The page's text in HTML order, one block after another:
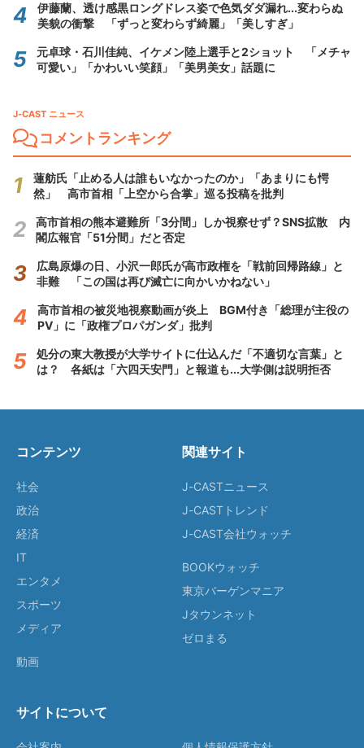
伊藤蘭、透け感黒ロングドレス姿で色気ダダ漏れ...変わらぬ
美貌の衝撃 「ずっと変わらず綺麗」「美しすぎ」
元卓球・石川佳純、イケメン陸上選手と2ショット 「メチャ
可愛い」「かわいい笑顔」「美男美女」話題に
J-CAST ニュース
コメントランキング
蓮舫氏「止める人は誰もいなかったのか」「あまりにも愕
然」 高市首相「上空から合掌」巡る投稿を批判
高市首相の熊本避難所「3分間」しか視察せず？SNS拡散 内
閣広報官「51分間」だと否定
広島原爆の日、小沢一郎氏が高市政権を「戦前回帰路線」と
非難 「この国は再び滅亡に向かいかねない」
高市首相の被災地視察動画が炎上 BGM付き「総理が主役の
PV」に「政権プロパガンダ」批判
処分の東大教授が大学サイトに仕込んだ「不適切な言葉」と
は？ 各紙は「六四天安門」と報道も...大学側は説明拒否
コンテンツ
社会
政治
経済
IT
エンタメ
スポーツ
メディア
動画
関連サイト
J-CASTニュース
J-CASTトレンド
J-CAST会社ウォッチ
BOOKウォッチ
東京バーゲンマニア
Jタウンネット
ゼロまる
サイトについて